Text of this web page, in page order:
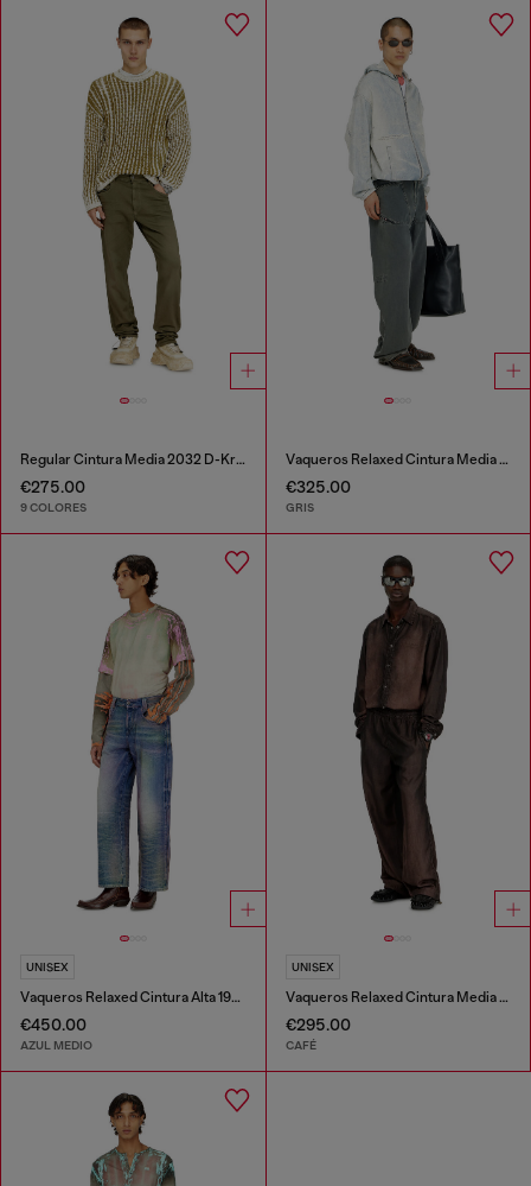
Regular Cintura Media 2032 D-Krooley-BW Joggjeans®
€275.00
9 COLORES
Vaqueros Relaxed Cintura Media D-Zeta
€325.00
GRIS
UNISEX
Vaqueros Relaxed Cintura Alta 1982 D-Hakou
€450.00
AZUL MEDIO
UNISEX
Vaqueros Relaxed Cintura Media D-Roder
€295.00
CAFÉ